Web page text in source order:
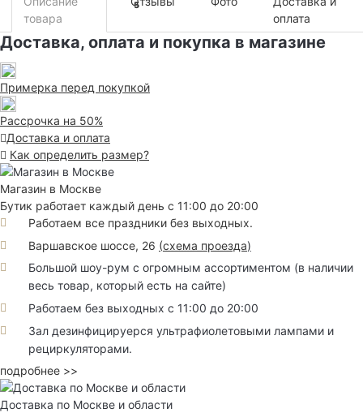
товара
5
оплата
Доставка, оплата и покупка в магазине
Примерка перед покупкой
Рассрочка на 50%
Доставка и оплата
Как определить размер?
Магазин в Москве
Бутик работает каждый день с 11:00 до 20:00
Работаем все праздники без выходных.
Варшавское шоссе, 26 (схема проезда)
Большой шоу-рум с огромным ассортиментом (в наличии
весь товар, который есть на сайте)
Работаем без выходных с 11:00 до 20:00
Зал дезинфицируерся ультрафиолетовыми лампами и
рециркуляторами.
подробнее >>
Доставка по Москве и области